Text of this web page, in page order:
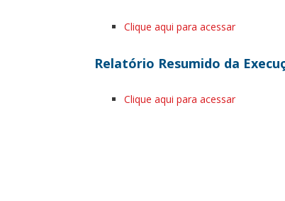
Clique aqui para acessar
Relatório Resumido da
Clique aqui para acessar